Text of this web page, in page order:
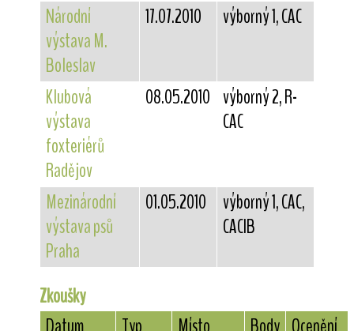
Národní
výstava M.
Boleslav
17.07.2010 výborný 1, CAC
Klubová
výstava
foxteriérů
Radějov
08.05.2010 výborný 2, R-
CAC
Mezinárodní
výstava psů
Praha
01.05.2010
výborný 1, CAC,
CACIB
Zkoušky